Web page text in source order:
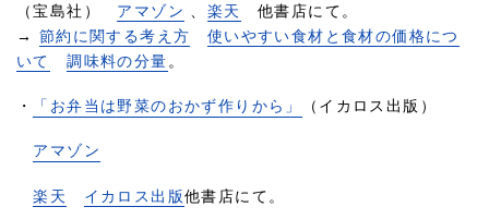
（宝島社） アマゾン 楽天
他書店にて。
→ 節約に関する考え方
使いやすい食材と食材の価格につ
いて
調味料の分量 。
・ 「お弁当は野菜のおかず作りから」 （イカロス出版）
アマゾン
楽天 イカロス出版他書店にて。